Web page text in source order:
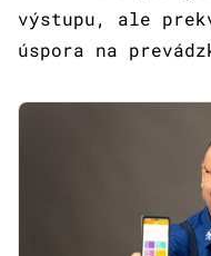
výstupu, ale
úspora na